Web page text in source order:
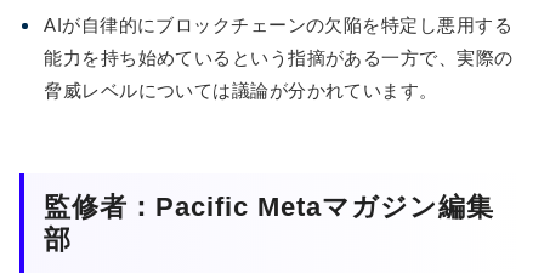
AIが自律的にブロックチェーンの欠陥を特定し悪用する
能力を持ち始めているという指摘がある一方で、実際の
脅威レベルについては議論が分かれています。
監修者：Pacific Metaマガジン編集
部